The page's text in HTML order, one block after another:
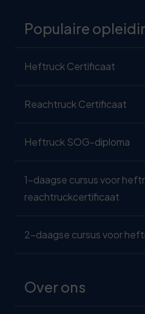
Populaire
Heftruck Certificaat
Reachtruck Certificaat
Heftruck SOG-diploma
1-daagse cursus voor
reachtruckcertificaat
2-daagse cursus voor
Over ons